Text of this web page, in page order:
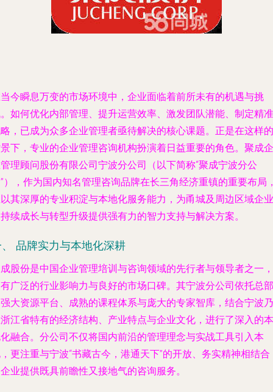
今瞬息万变的市场环境中，企业面临着前所未有的机遇与挑
如何优化内部管理、提升运营效率、激发团队潜能、制定精准
，已成为众多企业管理者亟待解决的核心课题。正是在这样的
下，专业的企业管理咨询机构扮演着日益重要的角色。聚成企
理顾问股份有限公司宁波分公司（以下简称“聚成宁波分公
），作为国内知名管理咨询品牌在长三角经济重镇的重要布局
其深厚的专业积淀与本地化服务能力，为甬城及周边区域企业
续成长与转型升级提供强有力的智力支持与解决方案。
品牌实力与本地化深耕
股份是中国企业管理培训与咨询领域的先行者与领导者之一，
广泛的行业影响力与良好的市场口碑。其宁波分公司依托总部
大资源平台、成熟的课程体系与庞大的专家智库，结合宁波乃
江省特有的经济结构、产业特点与企业文化，进行了深入的本
融合。分公司不仅将国内前沿的管理理念与实战工具引入本
更注重与宁波“书藏古今，港通天下”的开放、务实精神相结合
业提供既具前瞻性又接地气的咨询服务。